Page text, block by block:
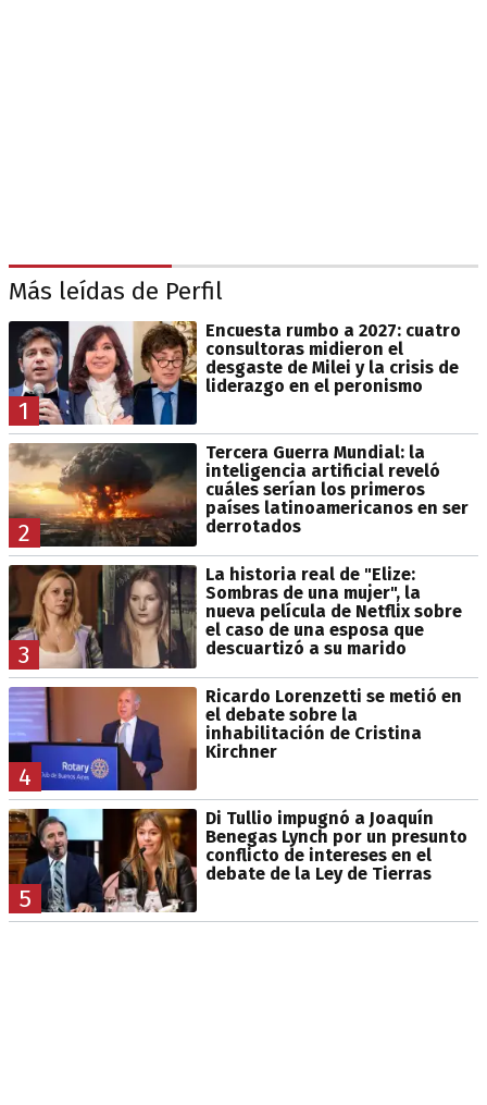
Más leídas de Perfil
1
Encuesta rumbo a 2027: cuatro
consultoras midieron el
desgaste de Milei y la crisis de
liderazgo en el peronismo
2
Tercera Guerra Mundial: la
inteligencia artificial reveló
cuáles serían los primeros
países latinoamericanos en ser
derrotados
3
La historia real de "Elize:
Sombras de una mujer", la
nueva película de Netflix sobre
el caso de una esposa que
descuartizó a su marido
4
Ricardo Lorenzetti se metió en
el debate sobre la
inhabilitación de Cristina
Kirchner
5
Di Tullio impugnó a Joaquín
Benegas Lynch por un presunto
conflicto de intereses en el
debate de la Ley de Tierras